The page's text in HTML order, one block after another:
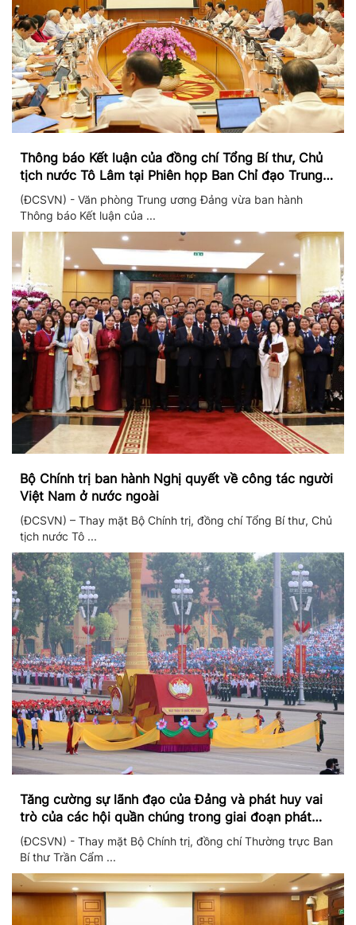
Thông báo Kết luận của đồng chí Tổng Bí thư, Chủ
tịch nước Tô Lâm tại Phiên họp Ban Chỉ đạo Trung
ương thực hiện Nghị quyết 57
(ĐCSVN) - Văn phòng Trung ương Đảng vừa ban hành
Thông báo Kết luận của ...
Bộ Chính trị ban hành Nghị quyết về công tác người
Việt Nam ở nước ngoài
(ĐCSVN) – Thay mặt Bộ Chính trị, đồng chí Tổng Bí thư, Chủ
tịch nước Tô ...
Tăng cường sự lãnh đạo của Đảng và phát huy vai
trò của các hội quần chúng trong giai đoạn phát
triển mới
(ĐCSVN) - Thay mặt Bộ Chính trị, đồng chí Thường trực Ban
Bí thư Trần Cẩm ...